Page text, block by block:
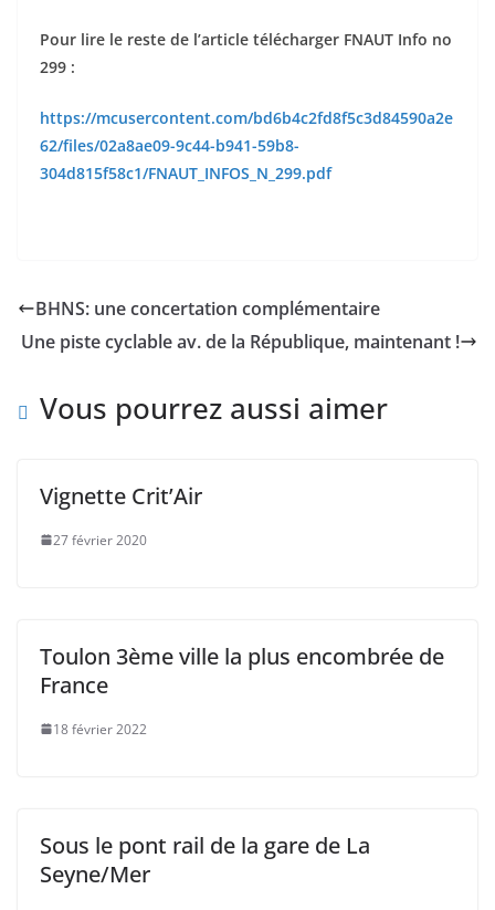
Pour lire le reste de l’article télécharger FNAUT Info no
299 :
https://mcusercontent.com/bd6b4c2fd8f5c3d84590a2e
62/files/02a8ae09-9c44-b941-59b8-
304d815f58c1/FNAUT_INFOS_N_299.pdf
BHNS: une concertation complémentaire
Une piste cyclable av. de la République, maintenant !
Vous pourrez aussi aimer
Vignette Crit’Air
27 février 2020
Toulon 3ème ville la plus encombrée de
France
18 février 2022
Sous le pont rail de la gare de La
Seyne/Mer